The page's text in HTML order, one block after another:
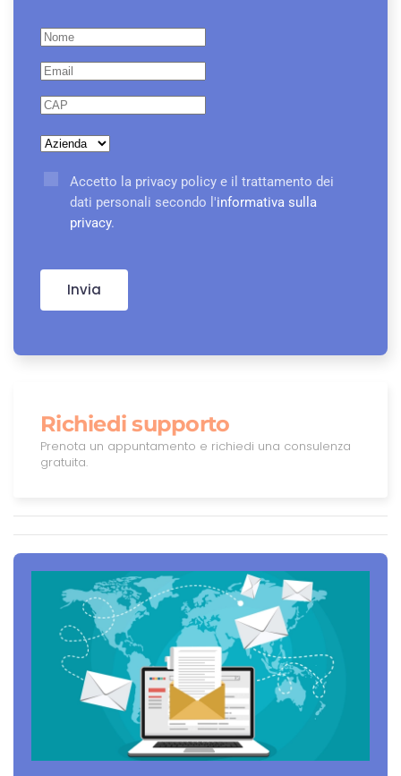
Accetto la privacy policy e il trattamento dei
dati personali secondo l'informativa sulla
privacy.
Invia
Richiedi supporto
Prenota un appuntamento e richiedi una consulenza
gratuita.